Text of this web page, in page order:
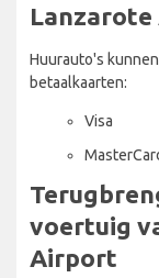
Huurauto's
betaalkaarten:
Visa
voertuig
Airport